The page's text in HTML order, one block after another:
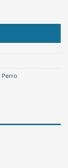
Perro